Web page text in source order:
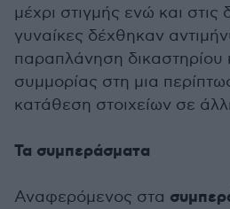
μέχρι στιγμής ενώ και στις
γυναίκες δέχθηκαν
παραπλάνηση δικαστηρίου
συμμορίας στη μια
κατάθεση στοιχείων σε
Τα συμπεράσματα
Αναφερόμενος στα